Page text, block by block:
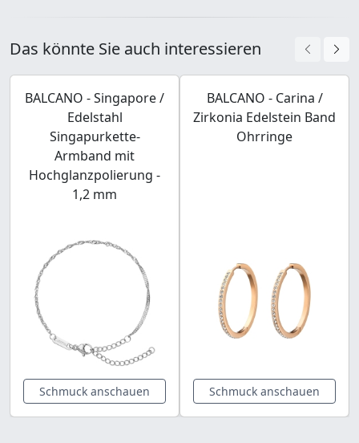
Das könnte Sie auch interessieren
BALCANO - Singapore /
Edelstahl
Singapurkette-
Armband mit
Hochglanzpolierung -
1,2 mm
Schmuck anschauen
BALCANO - Carina /
Zirkonia Edelstein Band
Ohrringe
Schmuck anschauen